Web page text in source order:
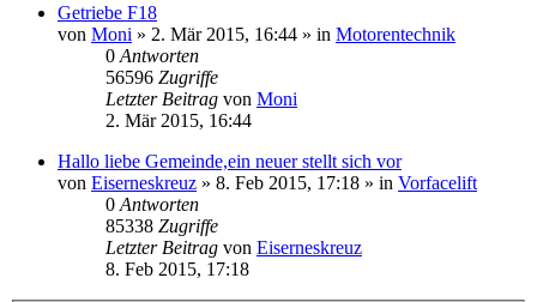
Getriebe F18
von Moni » 2. Mär 2015, 16:44 » in Motorentechnik
0 Antworten
56596 Zugriffe
Letzter Beitrag von Moni
2. Mär 2015, 16:44
Hallo liebe Gemeinde,ein neuer stellt sich vor
von Eiserneskreuz » 8. Feb 2015, 17:18 » in Vorfacelift
0 Antworten
85338 Zugriffe
Letzter Beitrag von Eiserneskreuz
8. Feb 2015, 17:18